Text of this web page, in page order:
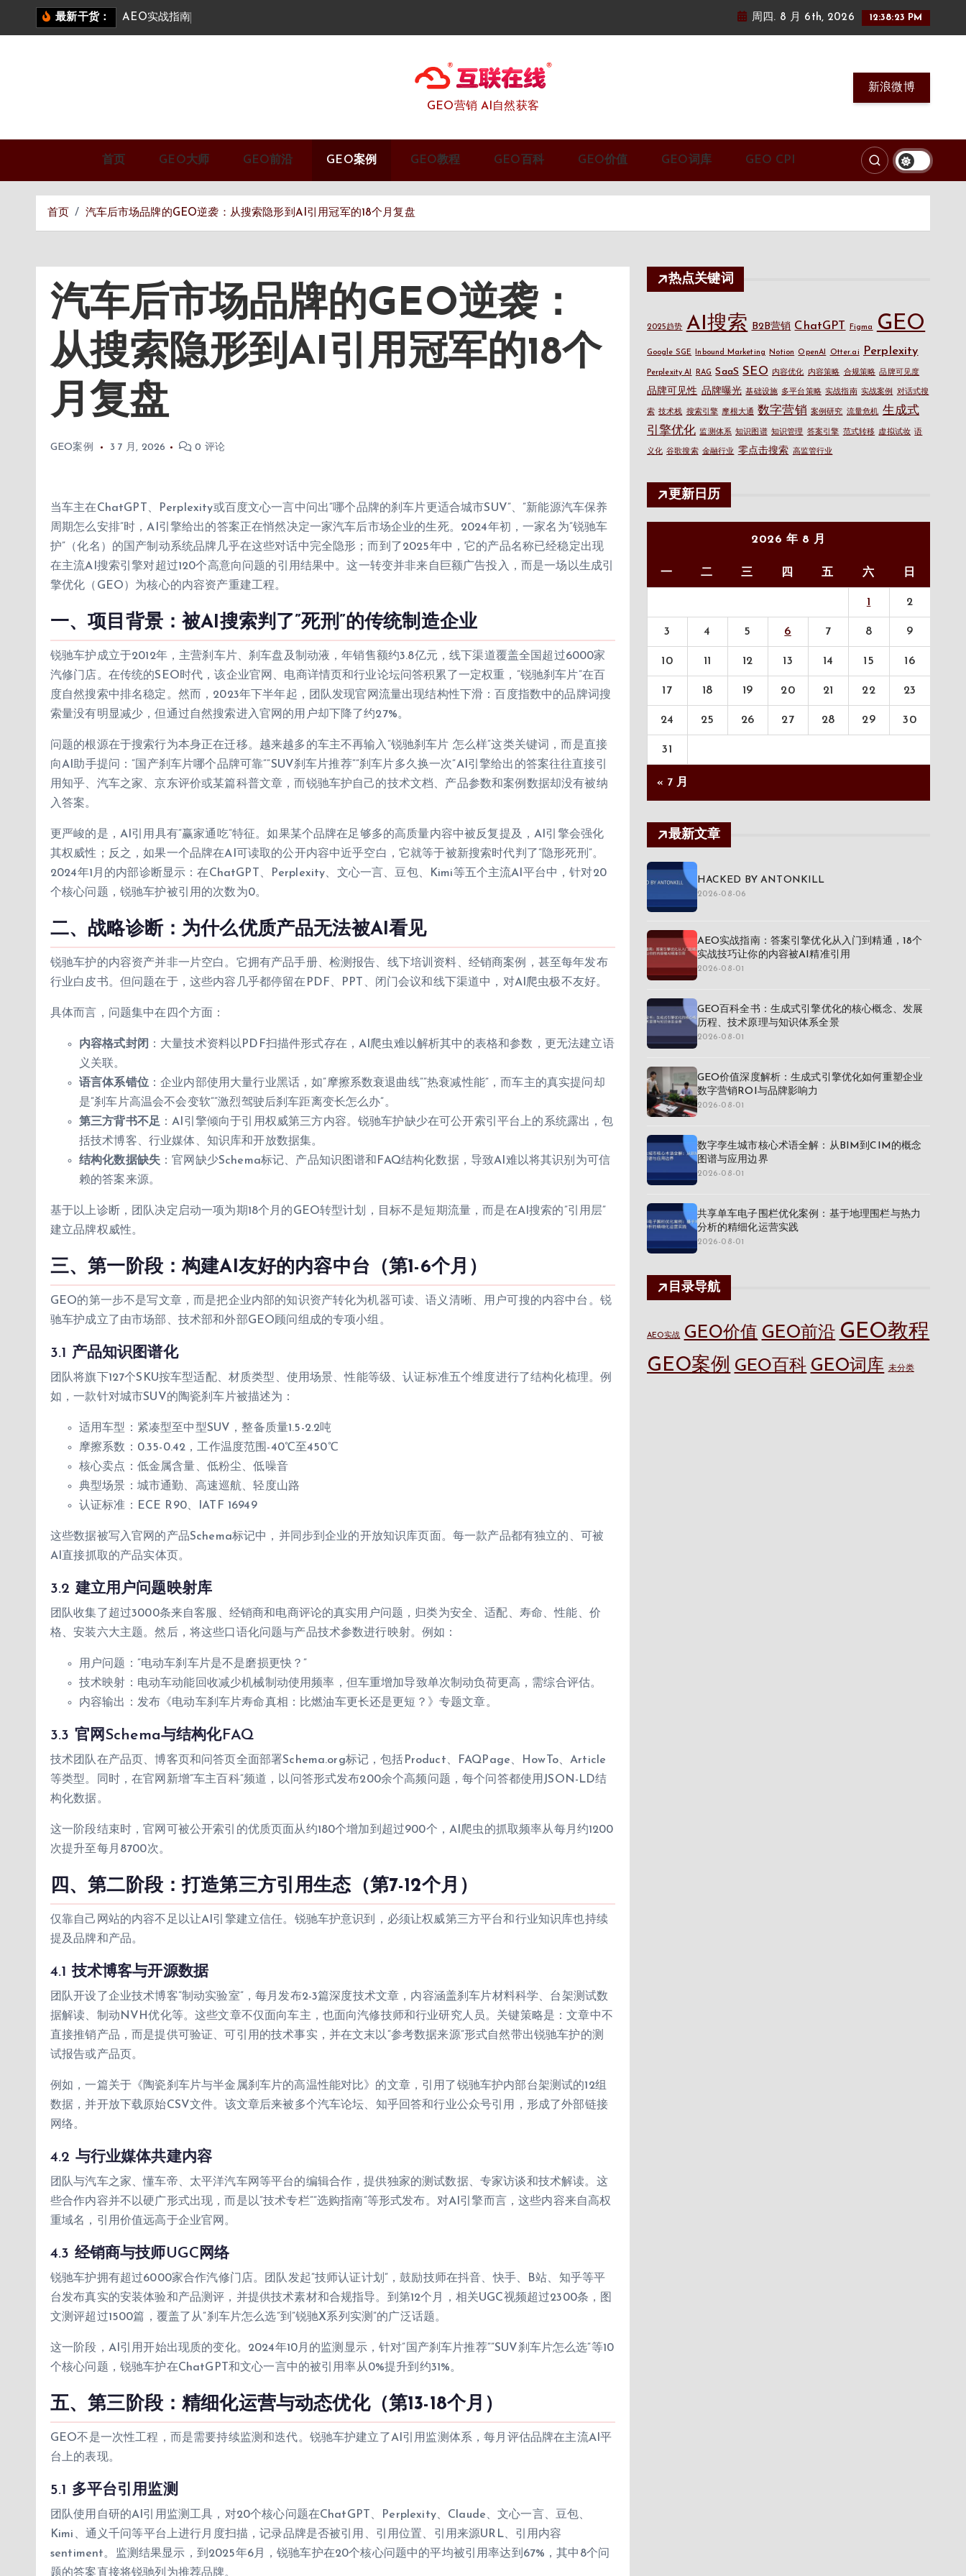
最新干货： A E O实战指南 周四. 8 月 6th, 2026 12:38:24 PM
GEO营销 AI自然获客
新浪微博
首页 GEO大师 GEO前沿 GEO案例 GEO教程 GEO百科 GEO价值 GEO词库 GEO CPI
首页 汽车后市场品牌的GEO逆袭：从搜索隐形到AI引用冠军的18个月复盘
汽车后市场品牌的GEO逆袭：
从搜索隐形到AI引用冠军的18个
月复盘
GEO案例 3 7 月, 2026 0 评论
当车主在ChatGPT、Perplexity或百度文心一言中问出”哪个品牌的刹车片更适合城市SUV”、”新能源汽车保养
周期怎么安排”时，AI引擎给出的答案正在悄然决定一家汽车后市场企业的生死。2024年初，一家名为”锐驰车
护”（化名）的国产制动系统品牌几乎在这些对话中完全隐形；而到了2025年中，它的产品名称已经稳定出现
在主流AI搜索引擎对超过120个高意向问题的引用结果中。这一转变并非来自巨额广告投入，而是一场以生成引
擎优化（GEO）为核心的内容资产重建工程。
一、项目背景：被AI搜索判了”死刑”的传统制造企业
锐驰车护成立于2012年，主营刹车片、刹车盘及制动液，年销售额约3.8亿元，线下渠道覆盖全国超过6000家
汽修门店。在传统的SEO时代，该企业官网、电商详情页和行业论坛问答积累了一定权重，”锐驰刹车片”在百
度自然搜索中排名稳定。然而，2023年下半年起，团队发现官网流量出现结构性下滑：百度指数中的品牌词搜
索量没有明显减少，但通过自然搜索进入官网的用户却下降了约27%。
问题的根源在于搜索行为本身正在迁移。越来越多的车主不再输入”锐驰刹车片 怎么样”这类关键词，而是直接
向AI助手提问：”国产刹车片哪个品牌可靠””SUV刹车片推荐””刹车片多久换一次”AI引擎给出的答案往往直接引
用知乎、汽车之家、京东评价或某篇科普文章，而锐驰车护自己的技术文档、产品参数和案例数据却没有被纳
入答案。
更严峻的是，AI引用具有”赢家通吃”特征。如果某个品牌在足够多的高质量内容中被反复提及，AI引擎会强化
其权威性；反之，如果一个品牌在AI可读取的公开内容中近乎空白，它就等于被新搜索时代判了”隐形死刑”。
2024年1月的内部诊断显示：在ChatGPT、Perplexity、文心一言、豆包、Kimi等五个主流AI平台中，针对20
个核心问题，锐驰车护被引用的次数为0。
二、战略诊断：为什么优质产品无法被AI看见
锐驰车护的内容资产并非一片空白。它拥有产品手册、检测报告、线下培训资料、经销商案例，甚至每年发布
行业白皮书。但问题在于，这些内容几乎都停留在PDF、PPT、闭门会议和线下渠道中，对AI爬虫极不友好。
具体而言，问题集中在四个方面：
内容格式封闭 ：大量技术资料以PDF扫描件形式存在，AI爬虫难以解析其中的表格和参数，更无法建立语
义关联。
语言体系错位：企业内部使用大量行业黑话，如”摩擦系数衰退曲线””热衰减性能”，而车主的真实提问却
是”刹车片高温会不会变软””激烈驾驶后刹车距离变长怎么办”。
第三方背书不足 ：AI引擎倾向于引用权威第三方内容。锐驰车护缺少在可公开索引平台上的系统露出，包
括技术博客、行业媒体、知识库和开放数据集。
结构化数据缺失 ：官网缺少Schema标记、产品知识图谱和FAQ结构化数据，导致AI难以将其识别为可信
赖的答案来源。
基于以上诊断，团队决定启动一项为期18个月的GEO转型计划，目标不是短期流量，而是在AI搜索的”引用层”
建立品牌权威性。
三、第一阶段：构建AI友好的内容中台（第1-6个月）
GEO的第一步不是写文章，而是把企业内部的知识资产转化为机器可读、语义清晰、用户可搜的内容中台。锐
驰车护成立了由市场部、技术部和外部GEO顾问组成的专项小组。
3.1 产品知识图谱化
团队将旗下127个SKU按车型适配、材质类型、使用场景、性能等级、认证标准五个维度进行了结构化梳理。例
如，一款针对城市SUV的陶瓷刹车片被描述为：
适用车型：紧凑型至中型SUV，整备质量1.5-2.2吨
摩擦系数：0.35-0.42，工作温度范围-40℃至450℃
核心卖点：低金属含量、低粉尘、低噪音
典型场景：城市通勤、高速巡航、轻度山路
认证标准：ECE R90、IATF 16949
这些数据被写入官网的产品Schema标记中，并同步到企业的开放知识库页面。每一款产品都有独立的、可被
AI直接抓取的产品实体页。
3.2 建立用户问题映射库
团队收集了超过3000条来自客服、经销商和电商评论的真实用户问题，归类为安全、适配、寿命、性能、价
格、安装六大主题。然后，将这些口语化问题与产品技术参数进行映射。例如：
用户问题：”电动车刹车片是不是磨损更快？”
技术映射：电动车动能回收减少机械制动使用频率，但车重增加导致单次制动负荷更高，需综合评估。
内容输出：发布《电动车刹车片寿命真相：比燃油车更长还是更短？》专题文章。
3.3 官网Schema与结构化FAQ
技术团队在产品页、博客页和问答页全面部署Schema.org标记，包括Product、FAQPage、HowTo、Article
等类型。同时，在官网新增”车主百科”频道，以问答形式发布200余个高频问题，每个问答都使用JSON-LD结
构化数据。
这一阶段结束时，官网可被公开索引的优质页面从约180个增加到超过900个，AI爬虫的抓取频率从每月约1200
次提升至每月8700次。
四、第二阶段：打造第三方引用生态（第7-12个月）
仅靠自己网站的内容不足以让AI引擎建立信任。锐驰车护意识到，必须让权威第三方平台和行业知识库也持续
提及品牌和产品。
4.1 技术博客与开源数据
团队开设了企业技术博客”制动实验室”，每月发布2-3篇深度技术文章，内容涵盖刹车片材料科学、台架测试数
据解读、制动NVH优化等。这些文章不仅面向车主，也面向汽修技师和行业研究人员。关键策略是：文章中不
直接推销产品，而是提供可验证、可引用的技术事实，并在文末以”参考数据来源”形式自然带出锐驰车护的测
试报告或产品页。
例如，一篇关于《陶瓷刹车片与半金属刹车片的高温性能对比》的文章，引用了锐驰车护内部台架测试的12组
数据，并开放下载原始CSV文件。该文章后来被多个汽车论坛、知乎回答和行业公众号引用，形成了外部链接
网络。
4.2 与行业媒体共建内容
团队与汽车之家、懂车帝、太平洋汽车网等平台的编辑合作，提供独家的测试数据、专家访谈和技术解读。这
些合作内容并不以硬广形式出现，而是以”技术专栏””选购指南”等形式发布。对AI引擎而言，这些内容来自高权
重域名，引用价值远高于企业官网。
4.3 经销商与技师UGC网络
锐驰车护拥有超过6000家合作汽修门店。团队发起”技师认证计划”，鼓励技师在抖音、快手、B站、知乎等平
台发布真实的安装体验和产品测评，并提供技术素材和合规指导。到第12个月，相关UGC视频超过2300条，图
文测评超过1500篇，覆盖了从”刹车片怎么选”到”锐驰X系列实测”的广泛话题。
这一阶段，AI引用开始出现质的变化。2024年10月的监测显示，针对”国产刹车片推荐””SUV刹车片怎么选”等10
个核心问题，锐驰车护在ChatGPT和文心一言中的被引用率从0%提升到约31%。
五、第三阶段：精细化运营与动态优化（第13-18个月）
GEO不是一次性工程，而是需要持续监测和迭代。锐驰车护建立了AI引用监测体系，每月评估品牌在主流AI平
台上的表现。
5.1 多平台引用监测
团队使用自研的AI引用监测工具，对20个核心问题在ChatGPT、Perplexity、Claude、文心一言、豆包、
Kimi、通义千问等平台上进行月度扫描，记录品牌是否被引用、引用位置、引用来源URL、引用内容
sentiment。监测结果显示，到2025年6月，锐驰车护在20个核心问题中的平均被引用率达到67%，其中8个问
题的答案直接将锐驰列为推荐品牌。
热点关键词
2025趋势 AI搜索 B2B营销 ChatGPT Figma GEO
Google SGE Inbound Marketing Notion OpenAI Otter.ai Perplexity
Perplexity AI RAG SaaS SEO 内容优化 内容策略 合规策略 品牌可见度
品牌可见性 品牌曝光 基础设施 多平台策略 实战指南 实战案例 对话式搜
索 技术栈 搜索引擎 摩根大通 数字营销 案例研究 流量危机 生成式
引擎优化 监测体系 知识图谱 知识管理 答案引擎 范式转移 虚拟试妆 语
义化 谷歌搜索 金融行业 零点击搜索 高监管行业
更新日历
2026 年 8 月
一 二 三 四 五 六 日
1 2
3 4 5 6 7 8 9
10 11 12 13 14 15 16
17 18 19 20 21 22 23
24 25 26 27 28 29 30
31
« 7 月
最新文章
HACKED BY ANTONKILL
2026-08-06
AEO实战指南：答案引擎优化从入门到精通，18个
实战技巧让你的内容被AI精准引用
2026-08-01
GEO百科全书：生成式引擎优化的核心概念、发展
历程、技术原理与知识体系全景
2026-08-01
GEO价值深度解析：生成式引擎优化如何重塑企业
数字营销ROI与品牌影响力
2026-08-01
数字孪生城市核心术语全解：从BIM到CIM的概念
图谱与应用边界
2026-08-01
共享单车电子围栏优化案例：基于地理围栏与热力
分析的精细化运营实践
2026-08-01
目录导航
AEO实战 GEO价值 GEO前沿 GEO教程
GEO案例 GEO百科 GEO词库 未分类